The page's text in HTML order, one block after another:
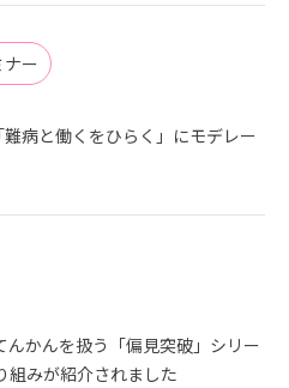
ー
病と働くをひらく」にモデレー
かんを扱う「偏見突破」シリー
組みが紹介されました